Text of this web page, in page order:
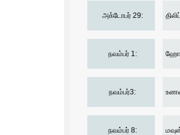
அக்டோபர் 29:
நவம்பர் 1:
நவம்பர்3:
நவம்பர் 8: